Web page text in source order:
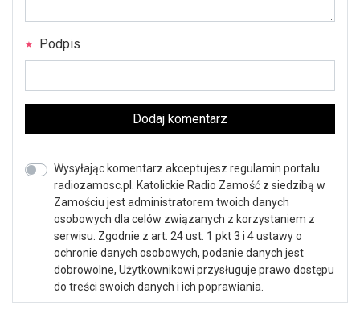
Podpis
Dodaj komentarz
Wysyłając komentarz akceptujesz regulamin portalu
radiozamosc.pl. Katolickie Radio Zamość z siedzibą w
Zamościu jest administratorem twoich danych
osobowych dla celów związanych z korzystaniem z
serwisu. Zgodnie z art. 24 ust. 1 pkt 3 i 4 ustawy o
ochronie danych osobowych, podanie danych jest
dobrowolne, Użytkownikowi przysługuje prawo dostępu
do treści swoich danych i ich poprawiania.